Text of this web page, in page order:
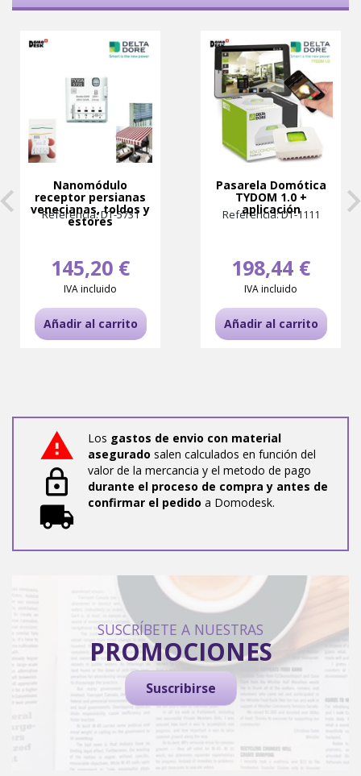
Nanomódulo
receptor persianas
venecianas, toldos y
estores
Referencia: DT-5731
145,20 €
IVA incluido
Añadir al carrito
Pasarela Domótica
TYDOM 1.0 +
aplicación
Referencia: DT-1111
198,44 €
IVA incluido
Añadir al carrito
Los gastos de envio con material
asegurado salen calculados en función del
valor de la mercancia y el metodo de pago
durante el proceso de compra y antes de
confirmar el pedido a Domodesk.
SUSCRÍBETE A NUESTRAS
PROMOCIONES
Suscribirse